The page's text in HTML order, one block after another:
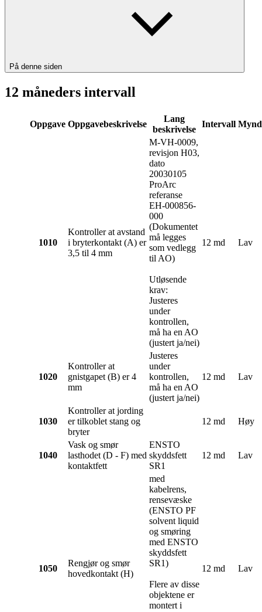
På denne siden
12 måneders intervall
Oppgave Oppgavebeskrivelse
Lang
beskrivelse
Intervall
1010
Kontroller at avstand
i bryterkontakt (A) er
3,5 til 4 mm
M-VH-0009,
revisjon H03,
dato
20030105
ProArc
referanse
EH-000856-
000
(Dokumentet
må legges
som vedlegg
til AO)
Utløsende
krav:
Justeres
under
kontrollen,
må ha en AO
(justert ja/nei)
12 md Lav
1020
Kontroller at
gnistgapet (B) er 4
mm
Justeres
under
kontrollen,
må ha en AO
(justert ja/nei)
12 md Lav
1030
Kontroller at jording
er tilkoblet stang og
bryter
12 md Høy
1040
Vask og smør
lasthodet (D - F) med
kontaktfett
ENSTO
skyddsfett
SR1
12 md Lav
1050
Rengjør og smør
hovedkontakt (H)
med
kabelrens,
rensevæske
(ENSTO PF
solvent liquid
og smøring
med ENSTO
skyddsfett
SR1)
Flere av disse
objektene er
montert i
12 md Lav